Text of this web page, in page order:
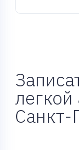
легкой
Санкт-